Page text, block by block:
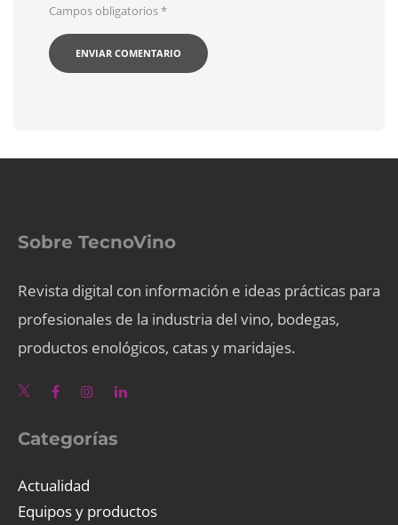
Campos obligatorios*
Sobre TecnoVino
Revista digital con información e ideas prácticas para
profesionales de la industria del vino, bodegas,
productos enológicos, catas y maridajes.
Categorías
Actualidad
Equipos y productos